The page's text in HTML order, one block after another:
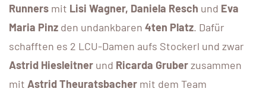
Runners mit Lisi Wagner, Daniela Resch und Eva
Maria Pinz den undankbaren 4ten Platz. Dafür
schafften es 2 LCU-Damen aufs Stockerl und zwar
Astrid Hiesleitner und Ricarda Gruberzusammen
mit Astrid Theuratsbacher mit dem Team